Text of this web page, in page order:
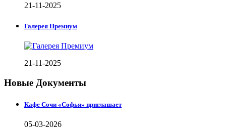
21-11-2025
Галерея Премиум
21-11-2025
Новые Документы
Кафе Сочи «Софья» приглашает
05-03-2026